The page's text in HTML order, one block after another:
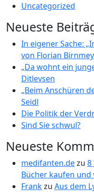
Uncategorized
Neueste
In eigener Sache:
von Florian
„Da wohnt ein
Ditlevsen
„Beim Anschüren
Seidl
Die Politik der
Sind Sie schwul?
Neueste
medifanten.dezu 8
Bücher kaufen
Frankzu Aus dem